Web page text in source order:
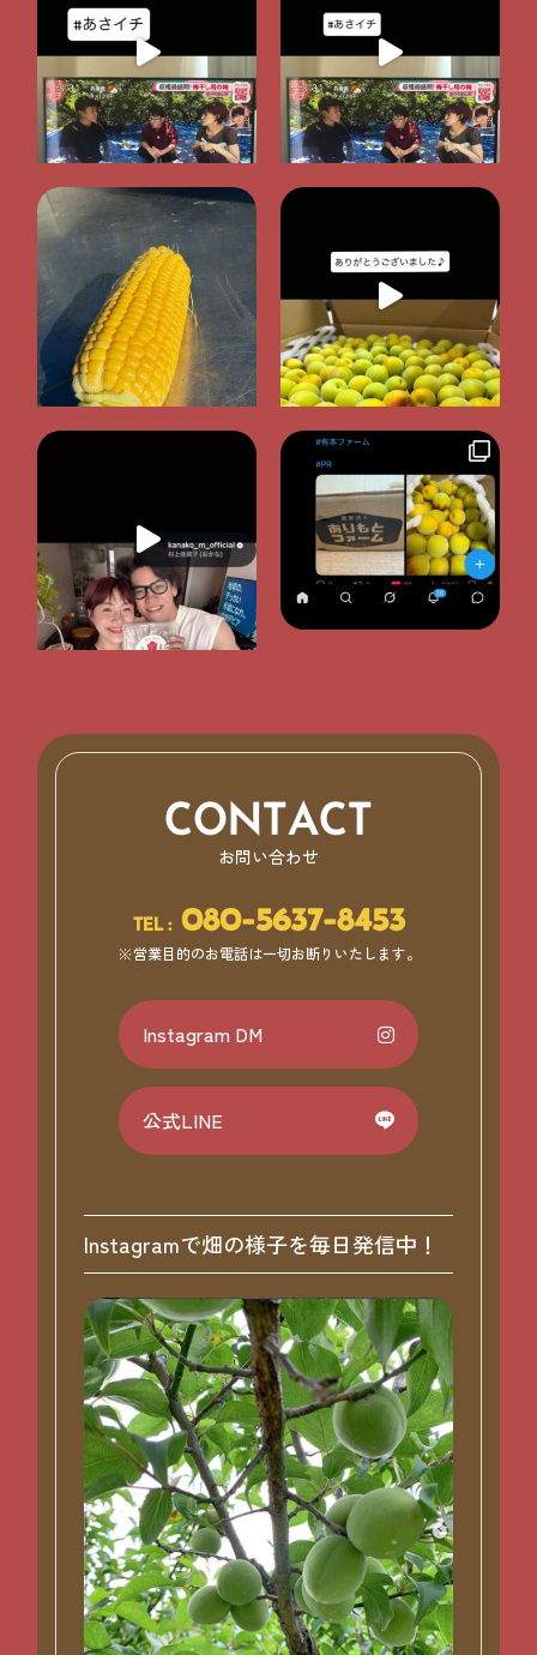
CONTACT
お問い合わせ
TEL :080-5637-8453
※営業目的のお電話は一切お断りいたします。
Instagram DM
公式LINE
Instagramで畑の様子を毎日発信中！